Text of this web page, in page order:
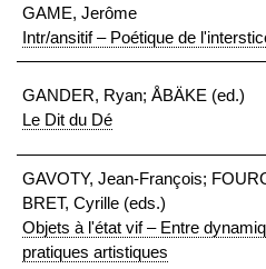
GAME, Jerôme
Intr/ansitif – Poétique de
GANDER, Ryan; ÅBÄKE (ed.)
Le Dit du Dé
GAVOTY, Jean-François;
BRET, Cyrille (eds.)
Objets à l'état vif – Entre
pratiques artistiques